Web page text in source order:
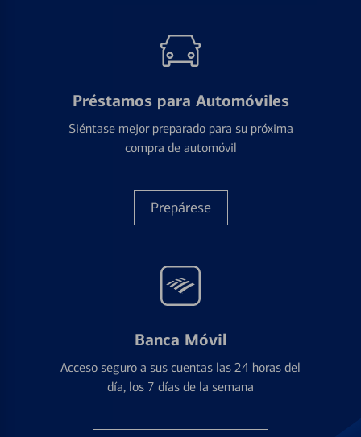
Préstamos para Automóviles
Siéntase mejor preparado para su próxima
compra de automóvil
Prepárese
Banca Móvil
Acceso seguro a sus cuentas las 24 horas del
día, los 7 días de la semana